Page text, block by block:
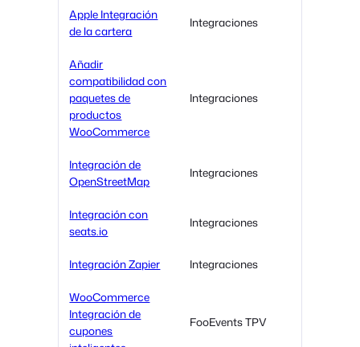
Apple Integración
de la cartera
Integraciones
Añadir
compatibilidad con
paquetes de
productos
WooCommerce
Integraciones
Integración de
OpenStreetMap
Integraciones
Integración con
seats.io
Integraciones
Integración Zapier Integraciones
WooCommerce
Integración de
cupones
FooEvents TPV